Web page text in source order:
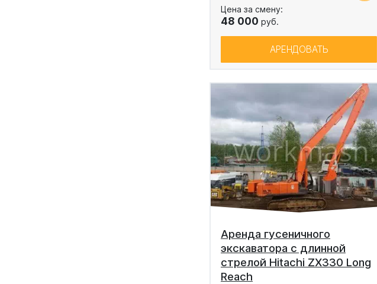
Цена за смену:
48 000 руб.
АРЕНДОВАТЬ
Аренда гусеничного
экскаватора с длинной
стрелой Hitachi ZX330 Long
Reach